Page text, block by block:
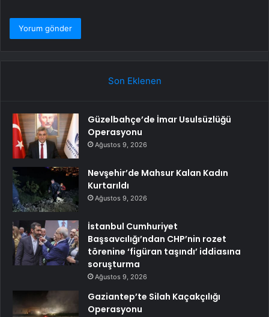
Son Eklenen
Güzelbahçe’de İmar Usulsüzlüğü
Operasyonu
Ağustos 9, 2026
Nevşehir’de Mahsur Kalan Kadın
Kurtarıldı
Ağustos 9, 2026
İstanbul Cumhuriyet
Başsavcılığı’ndan CHP’nin rozet
törenine ‘figüran taşındı’ iddiasına
soruşturma
Ağustos 9, 2026
Gaziantep’te Silah Kaçakçılığı
Operasyonu